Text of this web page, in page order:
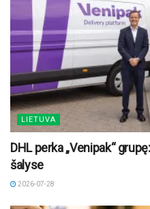
LIETUVA
DHL perka „Venipak“
šalyse
2026-07-28